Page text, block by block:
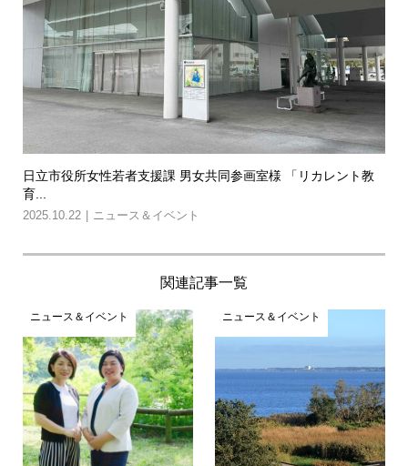
日立市役所女性若者支援課 男女共同参画室様 「リカレント教
育...
2025.10.22 ニュース＆イベント
関連記事一覧
ニュース＆イベント ニュース＆イベント